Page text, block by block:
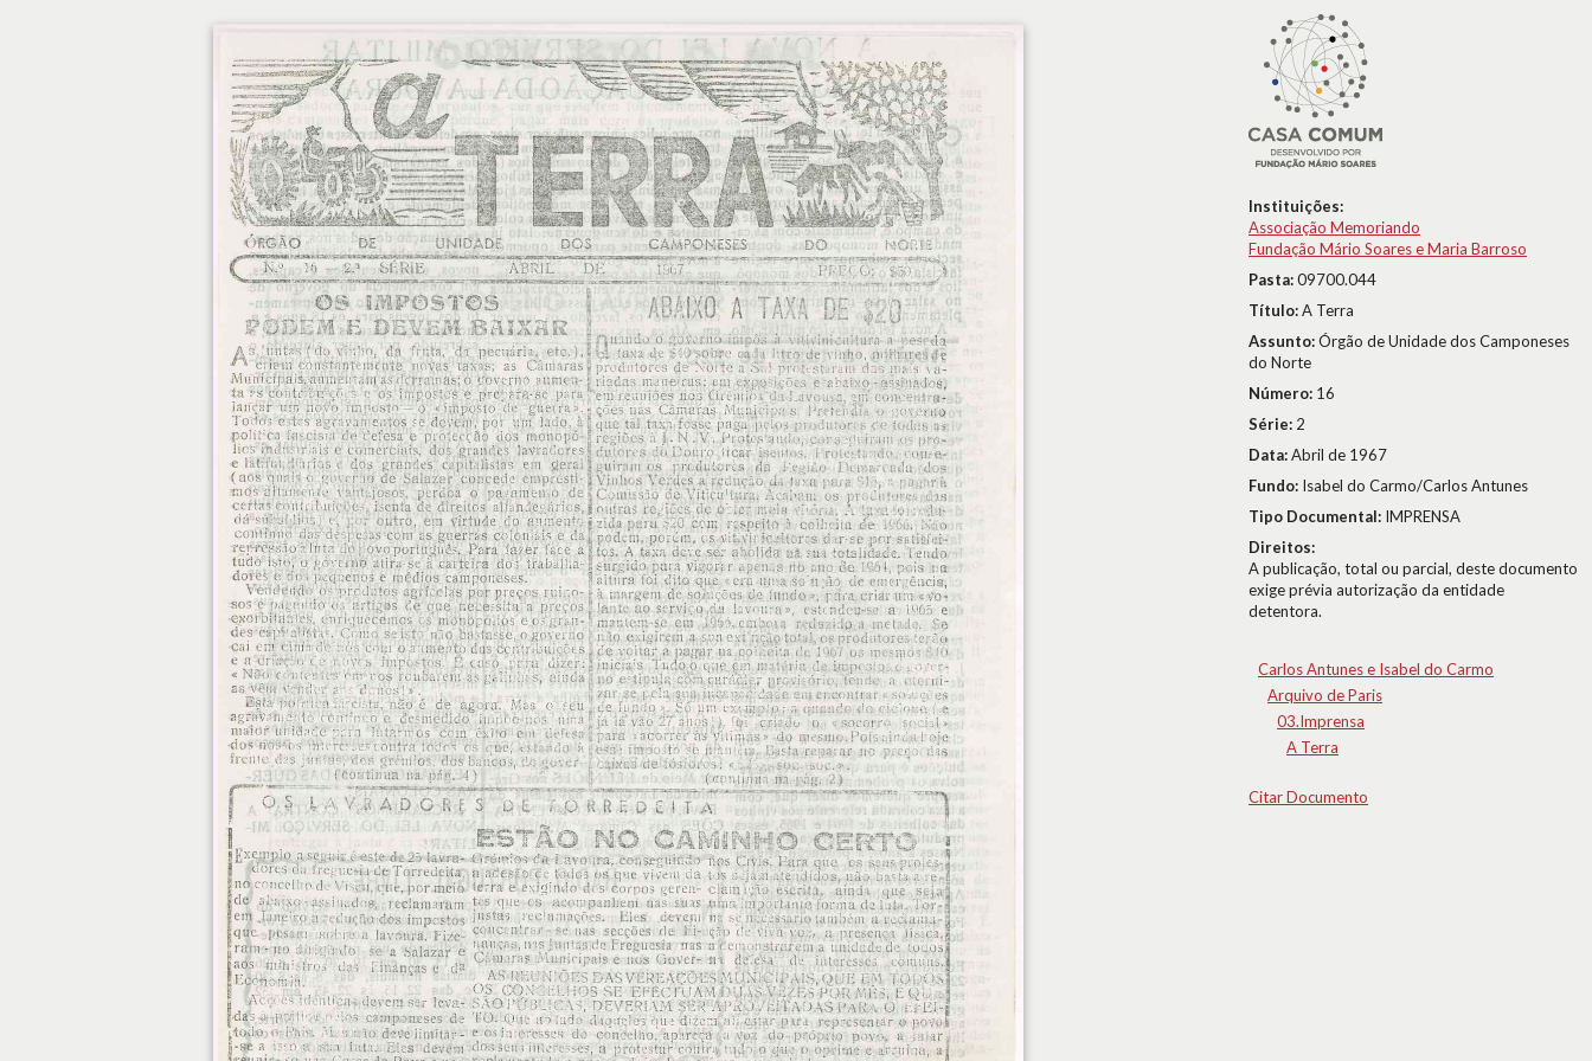
Instituições:
Associação Memoriando
Fundação Mário Soares e Maria Barroso
Pasta:09700.044
Título:A Terra
Assunto:Órgão de Unidade dos Camponeses
do Norte
Número: 16
Série: 2
Data:Abril de 1967
Fundo: Isabel do Carmo/Carlos Antunes
Tipo Documental: IMPRENSA
Direitos:
A publicação, total ou parcial, deste documento
exige prévia autorização da entidade
detentora.
Carlos Antunes e Isabel do Carmo
Arquivo de Paris
03.Imprensa
A Terra
Citar Documento